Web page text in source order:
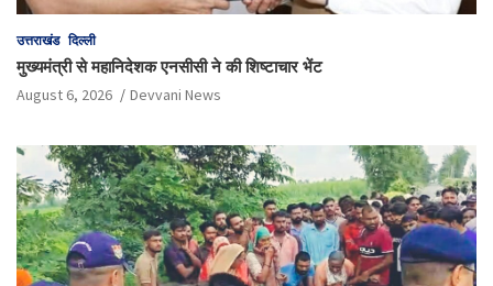
उत्तराखंड दिल्ली
मुख्यमंत्री से महानिदेशक एनसीसी ने की शिष्टाचार भेंट
August 6, 2026 Devvani News